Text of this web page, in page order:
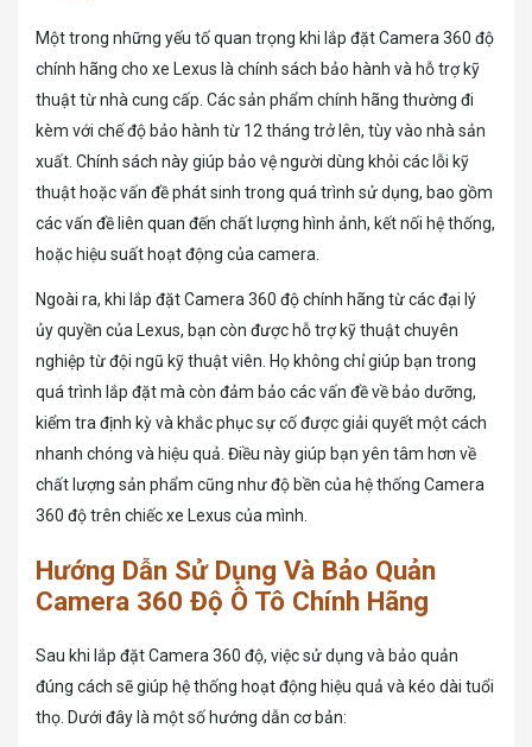
Một trong những yếu tố quan trọng khi lắp đặt Camera 360 độ
chính hãng cho xe Lexus là chính sách bảo hành và hỗ trợ kỹ
thuật từ nhà cung cấp. Các sản phẩm chính hãng thường đi
kèm với chế độ bảo hành từ 12 tháng trở lên, tùy vào nhà sản
xuất. Chính sách này giúp bảo vệ người dùng khỏi các lỗi kỹ
thuật hoặc vấn đề phát sinh trong quá trình sử dụng, bao gồm
các vấn đề liên quan đến chất lượng hình ảnh, kết nối hệ thống,
hoặc hiệu suất hoạt động của camera.
Ngoài ra, khi lắp đặt Camera 360 độ chính hãng từ các đại lý
ủy quyền của Lexus, bạn còn được hỗ trợ kỹ thuật chuyên
nghiệp từ đội ngũ kỹ thuật viên. Họ không chỉ giúp bạn trong
quá trình lắp đặt mà còn đảm bảo các vấn đề về bảo dưỡng,
kiểm tra định kỳ và khắc phục sự cố được giải quyết một cách
nhanh chóng và hiệu quả. Điều này giúp bạn yên tâm hơn về
chất lượng sản phẩm cũng như độ bền của hệ thống Camera
360 độ trên chiếc xe Lexus của mình.
Hướng Dẫn Sử Dụng Và Bảo Quản
Camera 360 Độ Ô Tô Chính Hãng
Sau khi lắp đặt Camera 360 độ, việc sử dụng và bảo quản
đúng cách sẽ giúp hệ thống hoạt động hiệu quả và kéo dài tuổi
thọ. Dưới đây là một số hướng dẫn cơ bản: